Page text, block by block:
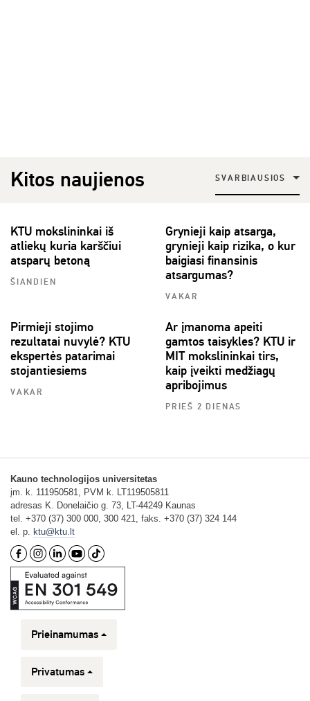
Kitos naujienos SVARBIAUSIOS
KTU mokslininkai iš
atliekų kuria karščiui
atsparų betoną
ŠIANDIEN
Grynieji kaip atsarga,
grynieji kaip rizika, o kur
baigiasi finansinis
atsargumas?
VAKAR
Pirmieji stojimo
rezultatai nuvylė? KTU
ekspertės patarimai
stojantiesiems
VAKAR
Ar įmanoma apeiti
gamtos taisykles? KTU ir
MIT mokslininkai tirs,
kaip įveikti medžiagų
apribojimus
PRIEŠ 2 DIENAS
Kauno technologijos universitetas
įm. k. 111950581, PVM k. LT119505811
adresas K. Donelaičio g. 73, LT-44249 Kaunas
tel. +370 (37) 300 000, 300 421, faks. +370 (37) 324 144
el. p. ktu@ktu.lt
Prieinamumas
Privatumas